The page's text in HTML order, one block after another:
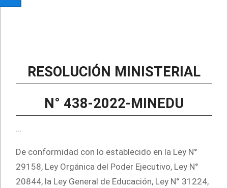
RESOLUCIÓN MINISTERIAL
N° 438-2022-MINEDU
…
De conformidad con lo establecido en la Ley N°
29158, Ley Orgánica del Poder Ejecutivo, Ley N°
20844, la Ley General de Educación, Ley N° 31224,